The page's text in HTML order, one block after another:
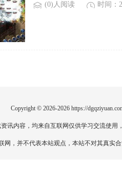
(0)人阅读 时间：
Copyright © 2026-2026 https://
讯内容，均来自互联网仅供学习交流使
，并不代表本站观点，本站不对其真实